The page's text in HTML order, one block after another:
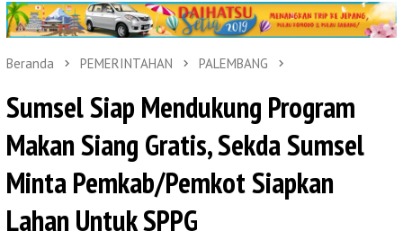
Beranda PEMERINTAHAN PALEMBANG
Sumsel Siap Mendukung Program
Makan Siang Gratis, Sekda Sumsel
Minta Pemkab/Pemkot Siapkan
Lahan Untuk SPPG